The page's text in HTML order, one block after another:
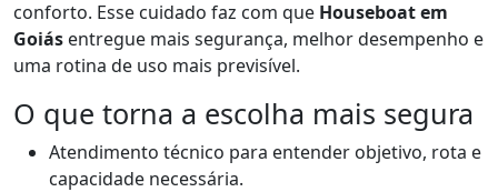
conforto. Esse cuidado faz com que Houseboat em
Goiás entregue mais segurança, melhor desempenho e
uma rotina de uso mais previsível.
O que torna a escolha mais segura
Atendimento técnico para entender objetivo, rota e
capacidade necessária.